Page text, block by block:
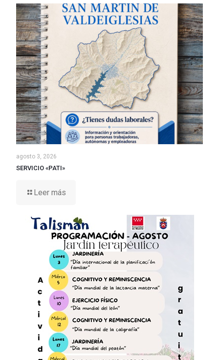
agosto 3, 2026
SERVICIO «PATI»
Leer más